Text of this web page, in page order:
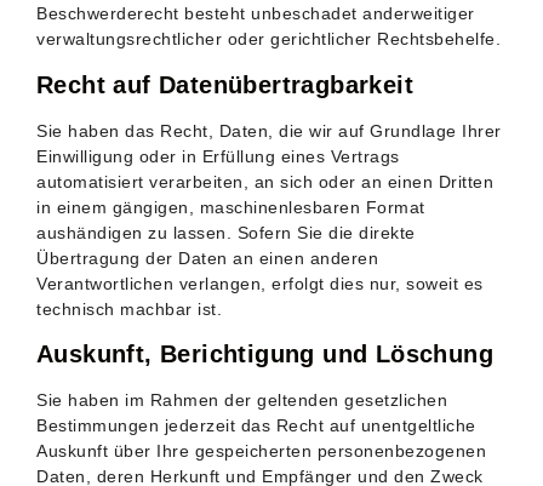
Beschwerderecht besteht unbeschadet anderweitiger
verwaltungsrechtlicher oder gerichtlicher Rechtsbehelfe.
Recht auf Daten­übertrag­barkeit
Sie haben das Recht, Daten, die wir auf Grundlage Ihrer
Einwilligung oder in Erfüllung eines Vertrags
automatisiert verarbeiten, an sich oder an einen Dritten
in einem gängigen, maschinenlesbaren Format
aushändigen zu lassen. Sofern Sie die direkte
Übertragung der Daten an einen anderen
Verantwortlichen verlangen, erfolgt dies nur, soweit es
technisch machbar ist.
Auskunft, Berichtigung und Löschung
Sie haben im Rahmen der geltenden gesetzlichen
Bestimmungen jederzeit das Recht auf unentgeltliche
Auskunft über Ihre gespeicherten personenbezogenen
Daten, deren Herkunft und Empfänger und den Zweck